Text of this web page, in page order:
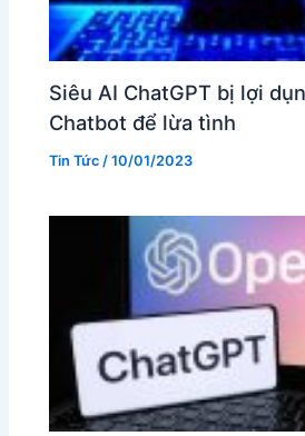
Siêu AI ChatGPT bị lợi
Chatbot để lừa tình
Tin Tức /10/01/2023